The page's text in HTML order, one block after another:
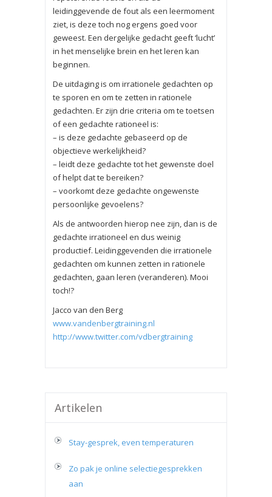
leidinggevende de fout als een leermoment
ziet, is deze toch nog ergens goed voor
geweest. Een dergelijke gedacht geeft ‘lucht’
in het menselijke brein en het leren kan
beginnen.
De uitdaging is om irrationele gedachten op
te sporen en om te zetten in rationele
gedachten. Er zijn drie criteria om te toetsen
of een gedachte rationeel is:
– is deze gedachte gebaseerd op de
objectieve werkelijkheid?
– leidt deze gedachte tot het gewenste doel
of helpt dat te bereiken?
– voorkomt deze gedachte ongewenste
persoonlijke gevoelens?
Als de antwoorden hierop nee zijn, dan is de
gedachte irrationeel en dus weinig
productief. Leidinggevenden die irrationele
gedachten om kunnen zetten in rationele
gedachten, gaan leren (veranderen). Mooi
toch!?
Jacco van den Berg
www.vandenbergtraining.nl
http://www.twitter.com/vdbergtraining
Artikelen
Stay-gesprek, even temperaturen
Zo pak je online selectiegesprekken
aan